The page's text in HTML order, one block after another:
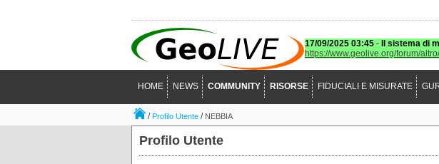
17/09/2025 03:45 - Il sistema di
https://www.geolive.org/forum/
HOME NEWS COMMUNITY RISORSE FIDUCIALI E MISURATE
/Profilo Utente / NEBBIA
Profilo Utente